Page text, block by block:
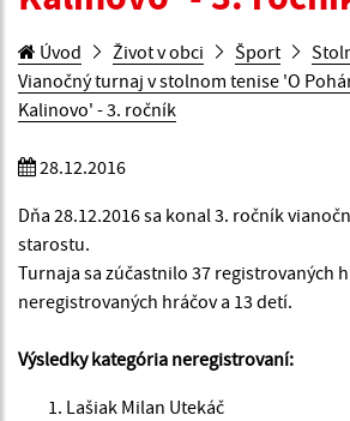
Úvod Život v obci Šport
Vianočný turnaj v stolnom tenise 'O
Kalinovo' - 3. ročník
28.12.2016
Dňa 28.12.2016 sa konal 3. ročník
starostu.
Turnaja sa zúčastnilo 37 registrovaných
neregistrovaných hráčov a 13 detí.
Výsledky kategória neregistrovaní:
Lašiak Milan Utekáč